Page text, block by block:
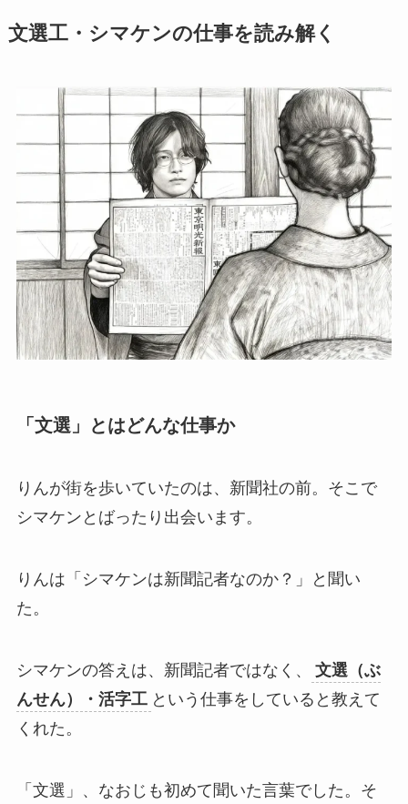
文選工・シマケンの仕事を読み解く
「文選」とはどんな仕事か
りんが街を歩いていたのは、新聞社の前。そこで
シマケンとばったり出会います。
りんは「シマケンは新聞記者なのか？」と聞い
た。
シマケンの答えは、新聞記者ではなく、
文選（ぶ
んせん）・活字工 という仕事をしていると教えて
くれた。
「文選」、なおじも初めて聞いた言葉でした。そ